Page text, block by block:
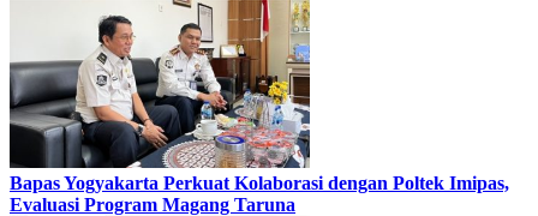
Bapas Yogyakarta Perkuat Kolaborasi dengan Poltek Imipas,
Evaluasi Program Magang Taruna